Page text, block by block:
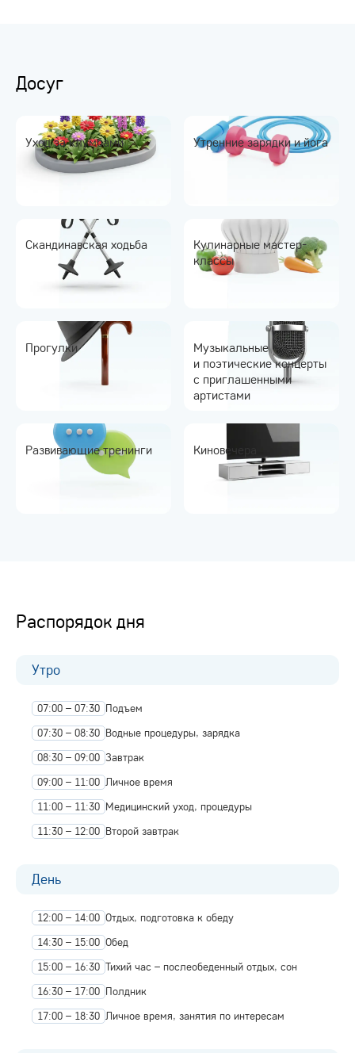
Досуг
Уход за клумбами Утренние зарядки и йога
Скандинавская ходьба
Кулинарные мастер-
классы
Прогулки
Музыкальные
и поэтические концерты
с приглашенными
артистами
Развивающие тренинги Киновечера
Распорядок дня
Утро
07:00 – 07:30 Подъем
07:30 – 08:30 Водные процедуры, зарядка
08:30 – 09:00 Завтрак
09:00 – 11:00 Личное время
11:00 – 11:30 Медицинский уход, процедуры
11:30 – 12:00 Второй завтрак
День
12:00 – 14:00 Отдых, подготовка к обеду
14:30 – 15:00 Обед
15:00 – 16:30 Тихий час – послеобеденный отдых, сон
16:30 – 17:00 Полдник
17:00 – 18:30 Личное время, занятия по интересам